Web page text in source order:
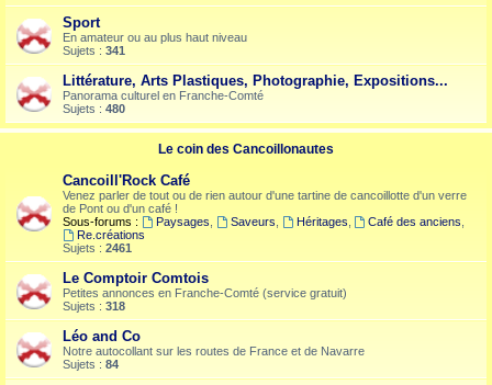
Sport
En amateur ou au plus haut niveau
Sujets : 341
Littérature, Arts Plastiques, Photographie, Expositions...
Panorama culturel en Franche-Comté
Sujets : 480
Le coin des Cancoillonautes
Cancoill'Rock Café
Venez parler de tout ou de rien autour d'une tartine de cancoillotte d'un verre
de Pont ou d'un café !
Sous-forums :
Paysages Saveurs Héritages Café des anciens
Re.créations
Sujets : 2461
Le Comptoir Comtois
Petites annonces en Franche-Comté (service gratuit)
Sujets : 318
Léo and Co
Notre autocollant sur les routes de France et de Navarre
Sujets : 84